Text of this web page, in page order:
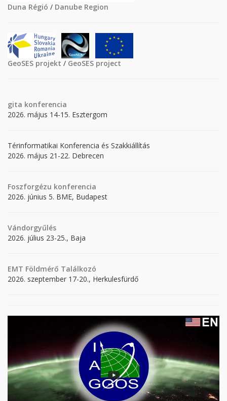
Duna Régió / Danube Region
GeoSES projekt / GeoSES project
gita konferencia
2026. május 14-15. Esztergom
Térinformatikai Konferencia és Szakkiállítás
2026. május 21-22. Debrecen
Foszforgézu konferencia
2026. június 5. BME, Budapest
Vándorgyűlés
2026. július 23-25., Baja
EMT Földmérő Találkozó
2026. szeptember 17-20., Herkulesfürdő